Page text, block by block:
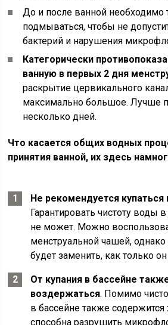
До и после ванной необходимо
подмываться, чтобы не
бактерий и нарушения
Категорически
ванную в первых 2 дня
раскрытие цервикального
максимально большое. Лучше
несколько дней.
Что касается общих водных
принятия ванной, их здесь
Не рекомендуется купаться
Гарантировать чистоту воды
не может. Можно
менструальной чашей,
будет заменить, как только он
От купания в бассейне
воздержаться. Помимо
в бассейне также содержится
способна разрушить